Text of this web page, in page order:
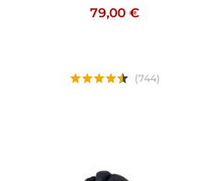
79,00 €
(744)